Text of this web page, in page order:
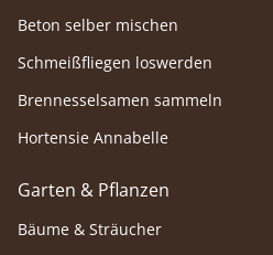
Beton selber mischen
Schmeißfliegen loswerden
Brennesselsamen sammeln
Hortensie Annabelle
Garten & Pflanzen
Bäume & Sträucher